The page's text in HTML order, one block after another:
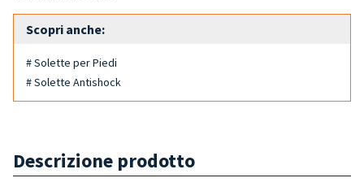
Scopri anche:
# Solette per Piedi
# Solette Antishock
Descrizione prodotto